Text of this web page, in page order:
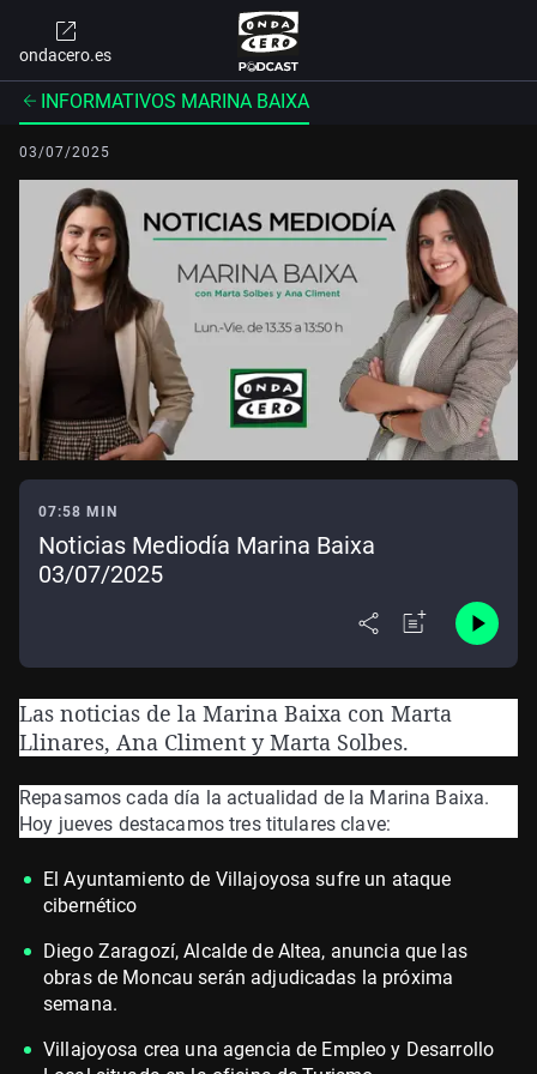
ondacero.es
INFORMATIVOS MARINA BAIXA
03/07/2025
07:58 MIN
Noticias Mediodía Marina Baixa
03/07/2025
Las noticias de la Marina Baixa con Marta
Llinares, Ana Climent y Marta Solbes.
Repasamos cada día la actualidad de la Marina Baixa.
Hoy jueves destacamos tres titulares clave:
El Ayuntamiento de Villajoyosa sufre un ataque
cibernético
Diego Zaragozí, Alcalde de Altea, anuncia que las
obras de Moncau serán adjudicadas la próxima
semana.
Villajoyosa crea una agencia de Empleo y Desarrollo